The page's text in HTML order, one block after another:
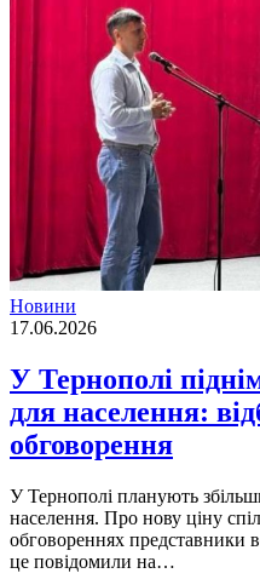
Новини
17.06.2026
У Тернополі
для населення:
обговорення
У Тернополі планують
населення. Про нову ціну
обговореннях представники
це повідомили на…